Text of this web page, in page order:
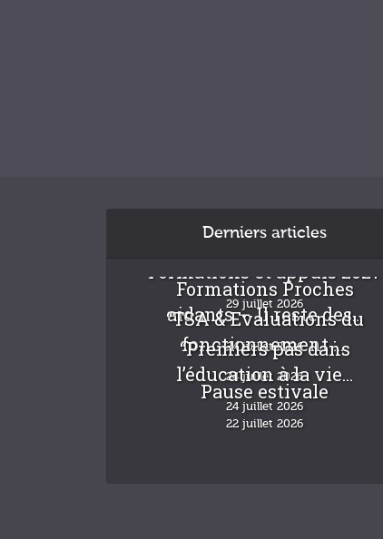
Derniers articles
Formations et appuis 2027
29 juillet 2026
Formations Proches
aidants – Il reste des...
24 juillet 2026
“TSA & Evaluations du
fonctionnement :...
24 juillet 2026
“Premiers pas dans
l’éducation à la vie...
24 juillet 2026
Pause estivale
22 juillet 2026